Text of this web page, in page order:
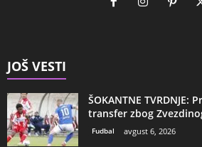
JOŠ VESTI
ŠOKANTNE TVRDNJE:
transfer zbog
Fudbal avgust 6, 2026